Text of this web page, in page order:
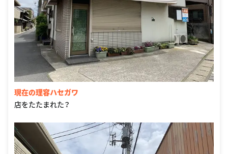
現在の理容ハセガワ
店をたたまれた？